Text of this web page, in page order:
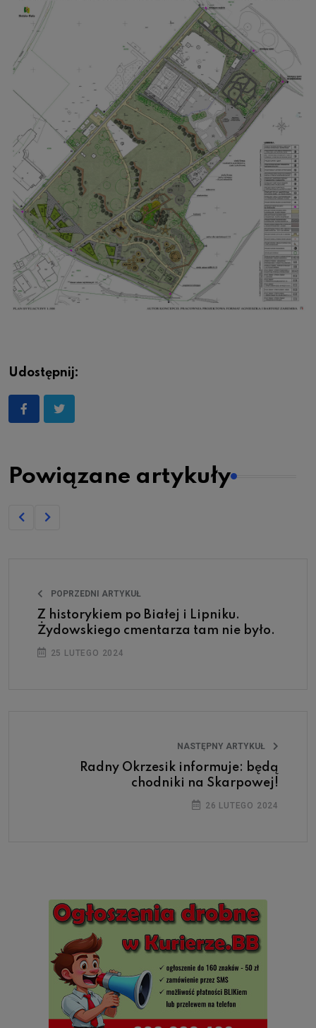
Udostępnij:
Powiązane artykuły
POPRZEDNI ARTYKUŁ
Z historykiem po Białej i Lipniku.
Żydowskiego cmentarza tam nie było.
25 LUTEGO 2024
NASTĘPNY ARTYKUŁ
Radny Okrzesik informuje: będą
chodniki na Skarpowej!
26 LUTEGO 2024